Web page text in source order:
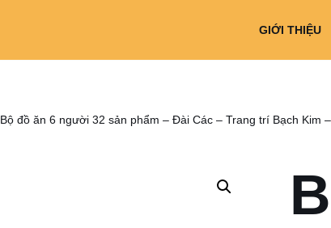
GIỚI THIỆU
Bộ đồ ăn 6 người 32 sản phẩm – Đài Các – Trang trí Bạch Kim